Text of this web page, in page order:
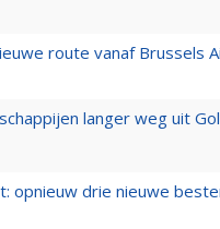
route vanaf Brussels
langer weg uit
opnieuw drie nieuwe